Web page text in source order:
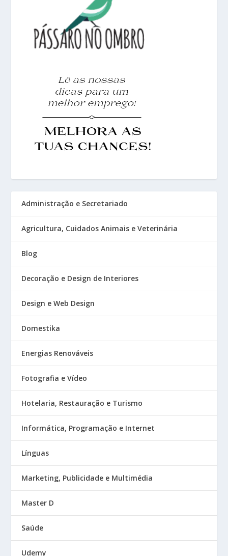
Administração e Secretariado
Agricultura, Cuidados Animais e Veterinária
Blog
Decoração e Design de Interiores
Design e Web Design
Domestika
Energias Renováveis
Fotografia e Vídeo
Hotelaria, Restauração e Turismo
Informática, Programação e Internet
Línguas
Marketing, Publicidade e Multimédia
Master D
Saúde
Udemy